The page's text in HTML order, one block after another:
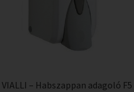
VIALLI – Habszappan adagoló F5